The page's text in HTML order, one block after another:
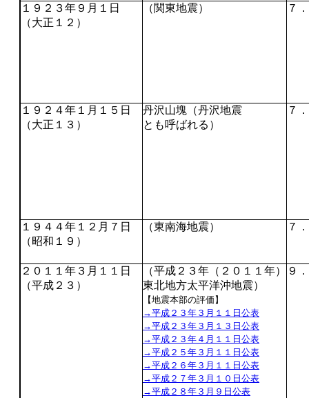
１９２３年９月１日
（大正１２）
（関東地震） ７
１９２４年１月１５日
（大正１３）
丹沢山塊（丹沢地震
とも呼ばれる）
７
１９４４年１２月７日
（昭和１９）
（東南海地震） ７
２０１１年３月１１日
（平成２３）
（平成２３年（２０１１年）
東北地方太平洋沖地震）
【地震本部の評価】
→平成２３年３月１１日公表
→平成２３年３月１３日公表
→平成２３年４月１１日公表
→平成２５年３月１１日公表
→平成２６年３月１１日公表
→平成２７年３月１０日公表
→平成２８年３月９日公表
９